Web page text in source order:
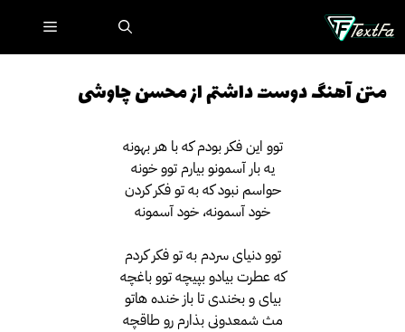
محتوا
فهرست
متن آهنگ دوست داشتم از محسن چاوشی
توو این فکر بودم که با هر بهونه
یه بار آسمونو بیارم توو خونه
حواسم نبود که به تو فکر کردن
خود آسمونه، خود آسمونه
توو دنیای سردم به تو فکر کردم
که عطرت بیادو بپیچه توو باغچه
بیای و بخندی تا باز خنده هاتو
مث شمعدونی بذارم رو طاقچه